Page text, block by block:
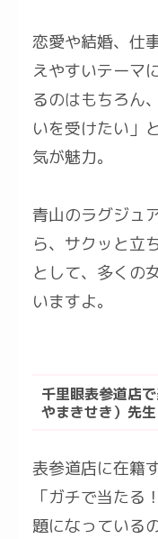
恋愛や結婚、仕
えやすいテーマ
るのはもちろん
いを受けたい」
気が魅力。
青山のラグジュ
ら、サクッと立
として、多くの
いますよ。
千里眼表参道店
やまきせき）先生
表参道店に在籍
「ガチで当たる
題になっている